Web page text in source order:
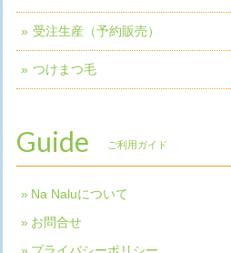
受注生産（予約販売）
つけまつ毛
Guide ご利用ガイド
Na Naluについて
お問合せ